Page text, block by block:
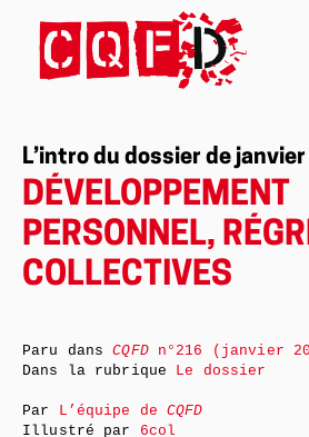
L’intro du dossier de
DÉVELOPPEMENT
PERSONNEL,
COLLECTIVES
Paru dansCQFDn°216 (janvier
Dans la rubrique Le dossier
Par L’équipe deCQFD
Illustré par 6col